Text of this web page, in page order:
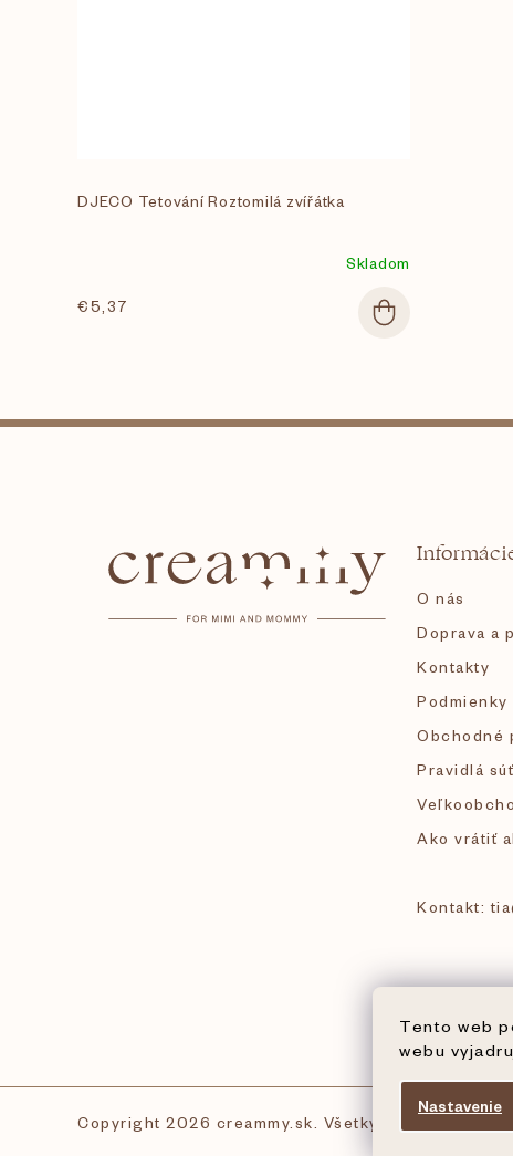
Tento web
webu
Nastavenie
DJECO Tetování Roztomilá zvířátka
Skladom
€5,37
O nás
Doprava a
Kontakty
Obchodné
Pravidlá
Ako vrátiť
Kontakt:
Copyright 2026 creammy.sk . Všetky práva